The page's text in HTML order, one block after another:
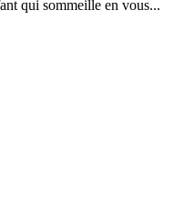
qui sommeille en vous...